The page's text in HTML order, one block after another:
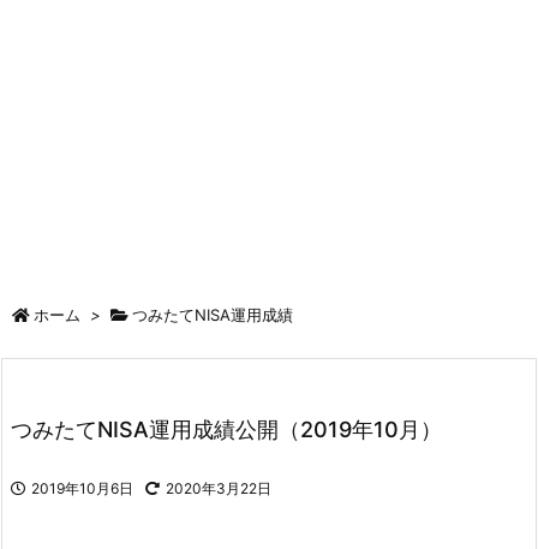
ホーム > つみたてNISA運用成績
つみたてNISA運用成績公開（2019年10月）
2019年10月6日 2020年3月22日